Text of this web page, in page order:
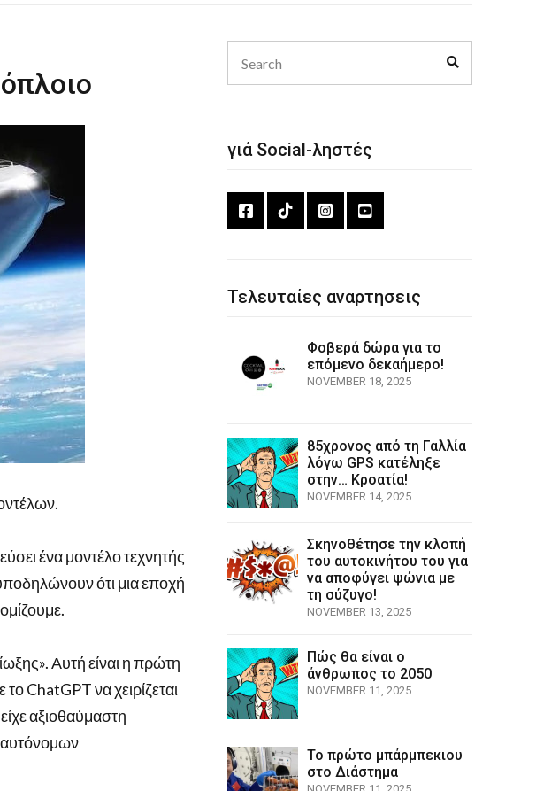
ένα μοντέλο τεχνητής
ότι μια εποχή
Αυτή είναι η πρώτη
ChatGPT να χειρίζεται
αξιοθαύμαστη
for:
γιά Social-ληστές
Τελευταίες αναρτησεις
Φοβερά δώρα για το
επόμενο δεκαήμερο!
NOVEMBER 18, 2025
85χρονος από τη Γαλλία
λόγω GPS κατέληξε
στην… Κροατία!
NOVEMBER 14, 2025
Σκηνοθέτησε την κλοπή
του αυτοκινήτου του για
να αποφύγει ψώνια με
τη σύζυγο!
NOVEMBER 13, 2025
Πώς θα είναι ο
άνθρωπος το 2050
NOVEMBER 11, 2025
Το πρώτο μπάρμπεκιου
στο Διάστημα